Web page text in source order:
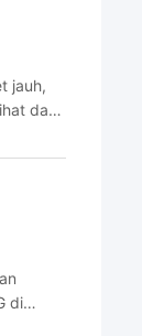
jauh,
dan
di